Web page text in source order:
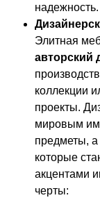
надежность.
Элитная
авторский
коллекции
проекты.
мировым
предметы, а
которые
акцентами
черты: